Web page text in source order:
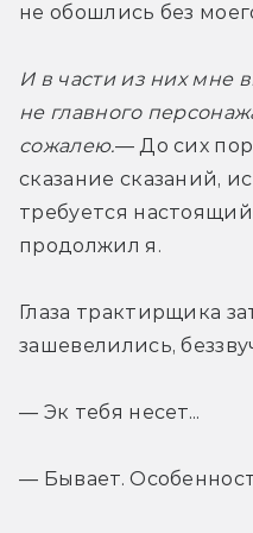
не обошлись без
И в части из них мне
не главного
сожалею.— До сих
сказание сказаний,
требуется
продолжил я.
Глаза трактирщика
зашевелились,
— Эк тебя несет...
— Бывает.